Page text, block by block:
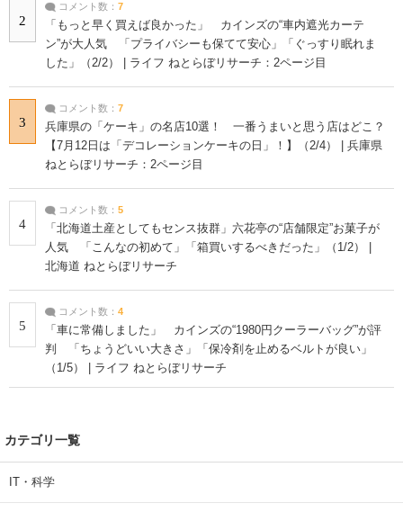
2
コメント数： 7
「もっと早く買えば良かった」 カインズの“車内遮光カーテ
ン”が大人気 「プライバシーも保てて安心」「ぐっすり眠れま
した」（2/2） | ライフ ねとらぼリサーチ：2ページ目
3
コメント数： 7
兵庫県の「ケーキ」の名店10選！ 一番うまいと思う店はどこ？
【7月12日は「デコレーションケーキの日」！】（2/4） | 兵庫県
ねとらぼリサーチ：2ページ目
4
コメント数： 5
「北海道土産としてもセンス抜群」六花亭の“店舗限定”お菓子が
人気 「こんなの初めて」「箱買いするべきだった」（1/2） |
北海道 ねとらぼリサーチ
5
コメント数： 4
「車に常備しました」 カインズの“1980円クーラーバッグ”が評
判 「ちょうどいい大きさ」「保冷剤を止めるベルトが良い」
（1/5） | ライフ ねとらぼリサーチ
カテゴリ一覧
IT・科学